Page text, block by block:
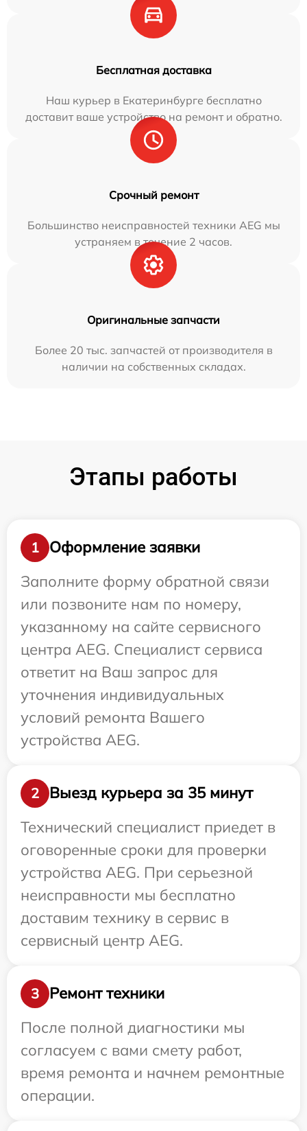
Бесплатная доставка
Наш курьер в Екатеринбурге бесплатно
доставит ваше устройство на ремонт и обратно.
Срочный ремонт
Большинство неисправностей техники AEG мы
устраняем в течение 2 часов.
Оригинальные запчасти
Более 20 тыс. запчастей от производителя в
наличии на собственных складах.
Этапы работы
1
Оформление заявки
Заполните форму обратной связи
или позвоните нам по номеру,
указанному на сайте сервисного
центра AEG. Специалист сервиса
ответит на Ваш запрос для
уточнения индивидуальных
условий ремонта Вашего
устройства AEG.
2
Выезд курьера за 35 минут
Технический специалист приедет в
оговоренные сроки для проверки
устройства AEG. При серьезной
неисправности мы бесплатно
доставим технику в сервис в
сервисный центр AEG.
3
Ремонт техники
После полной диагностики мы
согласуем с вами смету работ,
время ремонта и начнем ремонтные
операции.